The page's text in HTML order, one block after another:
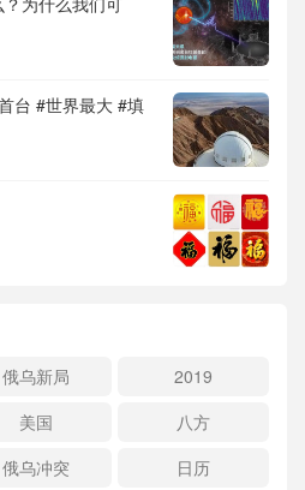
台 #世界最大 #填
俄乌新局
2019
美国
八方
俄乌冲突
日历